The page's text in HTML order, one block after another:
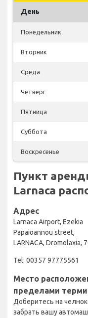
День
Понедельник
Вторник
Среда
Четверг
Пятница
Суббота
Воскресенье
Пункт
Larnaca
Адрес
Larnaca Airport, Ezekia
Papaioannou street,
LARNACA, Dromolaxia,
Tel: 00357 97775561
Место
пределами
Доберитесь на
забрать вашу